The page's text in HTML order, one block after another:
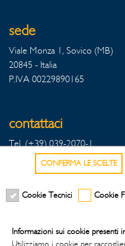
sede
Viale Monza 1, Sovico (MB)
20845 - Italia
P.IVA 00229890165
contattaci
Tel. (+39) 039-2070-1
Fax Export (+39) 039-2070342
Fax Italia (+39) 039-2070396
CONFERMA LE SCELTE
Cookie Tecnici Cookie
Informazioni sui cookie presenti
Utilizziamo i cookie per